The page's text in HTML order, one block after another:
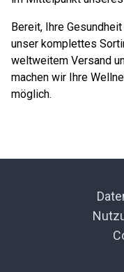
Bereit, Ihre
unser komplettes
weltweitem Versand
machen wir Ihre
möglich.